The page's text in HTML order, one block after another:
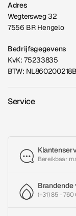
Adres
Wegtersweg 32
7556 BR Hengelo
Bedrijfsgegevens
KvK: 75233835
BTW:
Service
Bereikbaar
Brandende
(+31) 85 -